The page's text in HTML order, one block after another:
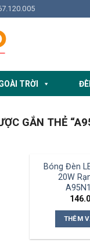
TRỜI
GẮN THẺ
Bóng Đèn
20W
THÊM